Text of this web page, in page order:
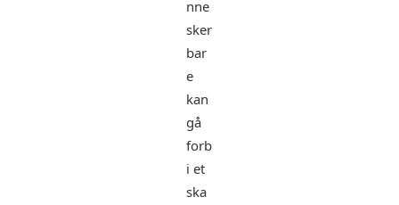
nne
sker
bar
e
kan
gå
forb
i et
ska